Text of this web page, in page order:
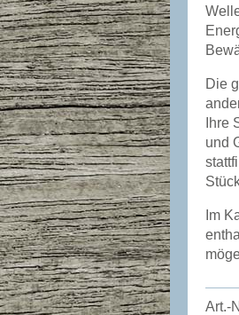
Die
Ihre
und
Im
Art.-